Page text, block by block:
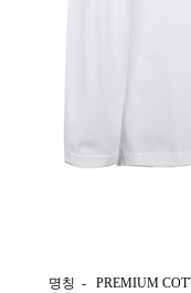
명칭 - PREMIUM